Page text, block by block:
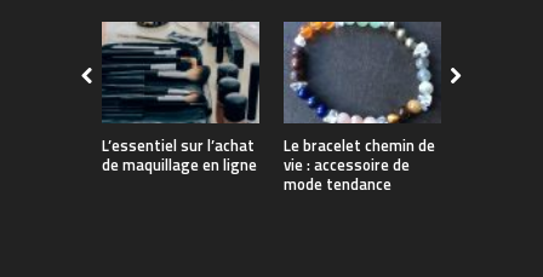
L’essentiel sur l’achat
de maquillage en ligne
Le bracelet chemin de
vie : accessoire de
mode tendance